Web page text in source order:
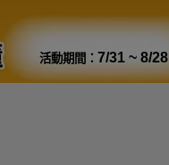
活動期間： 7/31 ~ 8/28